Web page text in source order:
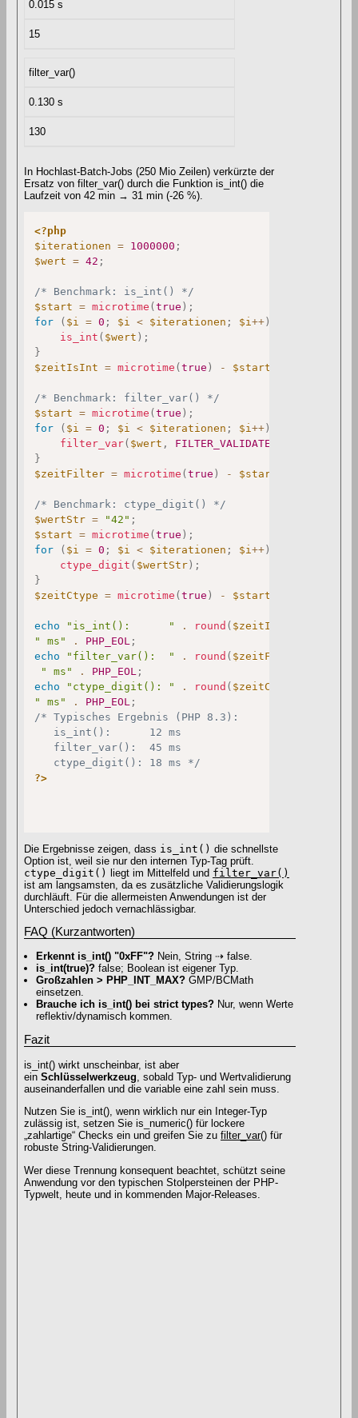
0.015 s
15
filter_var()
0.130 s
130
In Hochlast-Batch-Jobs (250 Mio Zeilen) verkürzte der
Ersatz von filter_var() durch die Funktion is_int() die
Laufzeit von 42 min → 31 min (-26 %).
<?php
$iterationen
= 1000000 ;
$wert
= 42 ;
/* Benchmark: is_int() */
$start
= microtime (true ) ;
for
( $i = 0 ; $i < $iterationen ; $i++)
is_int ( $wert ) ;
}
$zeitIsInt
= microtime (true ) - $start
/* Benchmark: filter_var() */
$start
= microtime (true ) ;
for
( $i = 0 ; $i < $iterationen ; $i++)
filter_var( $wert , FILTER_VALIDATE_INT
}
$zeitFilter = microtime (true ) - $start
/* Benchmark: ctype_digit() */
$wertStr = "42" ;
$start
= microtime (true ) ;
for
( $i = 0 ; $i < $iterationen ; $i++)
ctype_digit ( $wertStr) ;
}
$zeitCtype
= microtime (true ) - $start
echo "is_int():      " . round ( $zeitIsInt
" ms"
. PHP_EOL ;
echo
"filter_var():  " . round ( $zeitFilter
" ms"
. PHP_EOL ;
echo
"ctype_digit(): " . round ( $zeitCtype
" ms"
. PHP_EOL ;
/* Typisches Ergebnis (PHP 8.3):
   is_int():      12 ms
   filter_var():  45 ms
   ctype_digit(): 18 ms */
?>
Die Ergebnisse zeigen, dass is_int() die schnellste
Option ist, weil sie nur den internen Typ-Tag prüft.
ctype_digit()
liegt im Mittelfeld und filter_var()
ist am langsamsten, da es zusätzliche Validierungslogik
durchläuft. Für die allermeisten Anwendungen ist der
Unterschied jedoch vernachlässigbar.
FAQ (Kurzantworten)
Erkennt is_int() "0xFF"? Nein, String ⇢ false.
is_int(true)? false; Boolean ist eigener Typ.
Großzahlen > PHP_INT_MAX? GMP/BCMath
einsetzen.
Brauche ich is_int() bei strict types? Nur, wenn Werte
reflektiv/dynamisch kommen.
Fazit
is_int() wirkt unscheinbar, ist aber
ein Schlüsselwerkzeug, sobald Typ- und Wertvalidierung
auseinanderfallen und die variable eine zahl sein muss.
Nutzen Sie is_int(), wenn wirklich nur ein Integer-Typ
zulässig ist, setzen Sie is_numeric() für lockere
„zahlartige“ Checks ein und greifen Sie zu filter_var() für
robuste String-Validierungen.
Wer diese Trennung konsequent beachtet, schützt seine
Anwendung vor den typischen Stolpersteinen der PHP-
Typwelt, heute und in kommenden Major-Releases.